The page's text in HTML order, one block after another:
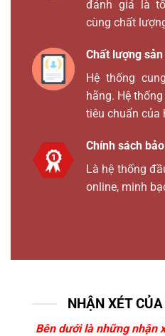
đánh giá là
cùng chất
Chất lượng
Hệ thống
hãng. Hệ
tiêu chuẩn của
Chính sách
Là hệ thống
online, minh
NHẬN XÉT
Bên dưới là những nhận